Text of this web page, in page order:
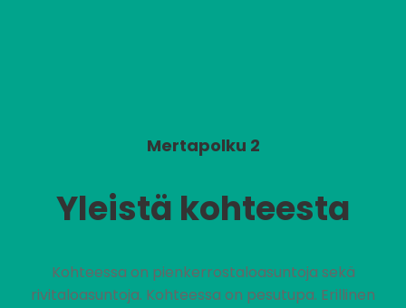
Mertapolku 2
Yleistä kohteesta
Kohteessa on pienkerrostaloasuntoja sekä
rivitaloasuntoja. Kohteessa on pesutupa. Erillinen